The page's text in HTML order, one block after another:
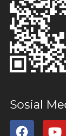
Sosial